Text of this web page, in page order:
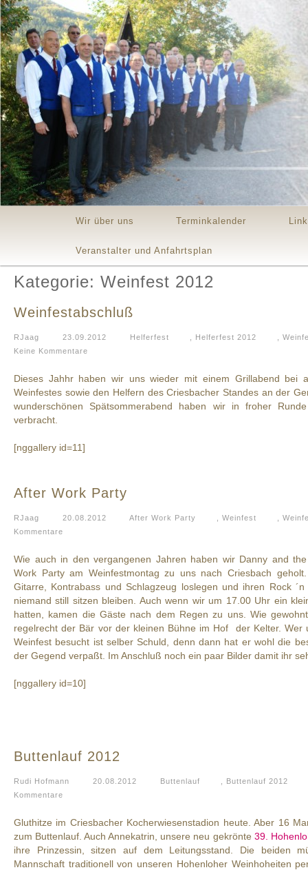
Skip to primary content
Skip to secondary content
Wir über uns Terminkalender
Veranstalter und Anfahrtsplan
Kategorie: Weinfest 2012
Weinfestabschluß
RJaag 23.09.2012 Helferfest Helferfest 2012
Keine Kommentare
Dieses Jahhr haben wir uns wieder mit einem Grillabend bei
Weinfestes sowie den Helfern des Criesbacher Standes an der
wunderschönen Spätsommerabend haben wir in froher
verbracht.
[nggallery id=11]
After Work Party
RJaag 20.08.2012 After Work Party Weinfest
Kommentare
Wie auch in den vergangenen Jahren haben wir Danny and
Work Party am Weinfestmontag zu uns nach Criesbach
Gitarre, Kontrabass und Schlagzeug loslegen und ihren Rock
niemand still sitzen bleiben. Auch wenn wir um 17.00 Uhr ein
hatten, kamen die Gäste nach dem Regen zu uns. Wie
regelrecht der Bär vor der kleinen Bühne im Hof der Kelter. Wer
Weinfest besucht ist selber Schuld, denn dann hat er wohl die
der Gegend verpaßt. Im Anschluß noch ein paar Bilder damit ihr
[nggallery id=10]
Buttenlauf 2012
Rudi Hofmann 20.08.2012 Buttenlauf
Buttenlauf 2012
Kommentare
Gluthitze im Criesbacher Kocherwiesenstadion heute. Aber 16
zum Buttenlauf. Auch Annekatrin, unsere neu gekrönte 39.
ihre Prinzessin, sitzen auf dem Leitungsstand. Die beiden
Mannschaft traditionell von unseren Hohenloher Weinhoheiten